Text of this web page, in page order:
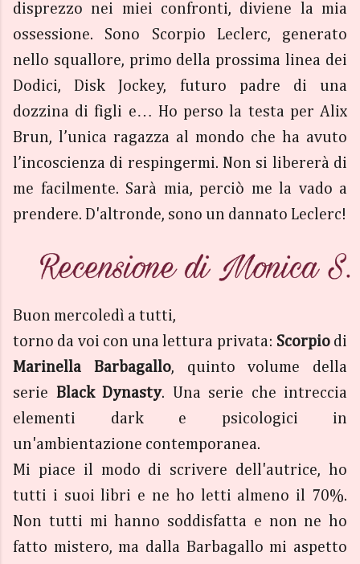
disprezzo nei miei confronti, diviene la mia
ossessione. Sono Scorpio Leclerc, generato
nello squallore, primo della prossima linea dei
Dodici, Disk Jockey, futuro padre di una
dozzina di figli e… Ho perso la testa per Alix
Brun, l’unica ragazza al mondo che ha avuto
l’incoscienza di respingermi. Non si libererà di
me facilmente. Sarà mia, perciò me la vado a
prendere. D'altronde, sono un dannato Leclerc!
Buon mercoledì a tutti,
torno da voi con una lettura privata: Scorpio di
Marinella Barbagallo, quinto volume della
serie Black Dynasty. Una serie che intreccia
elementi dark e psicologici in
un'ambientazione contemporanea.
Mi piace il modo di scrivere dell'autrice, ho
tutti i suoi libri e ne ho letti almeno il 70%.
Non tutti mi hanno soddisfatta e non ne ho
fatto mistero, ma dalla Barbagallo mi aspetto